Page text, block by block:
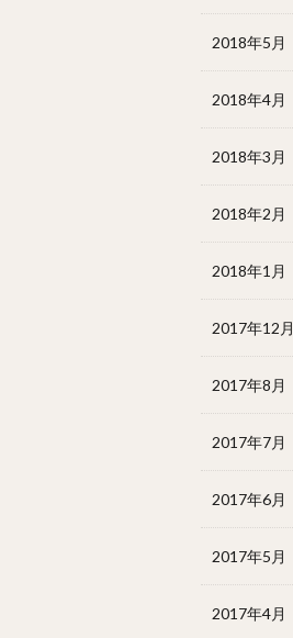
2018年5月
2018年4月
2018年3月
2018年2月
2018年1月
2017年12月
2017年8月
2017年7月
2017年6月
2017年5月
2017年4月